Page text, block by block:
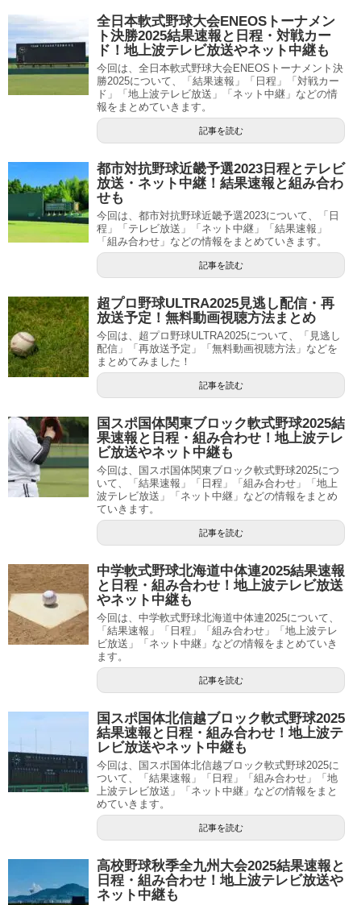
全日本軟式野球大会ENEOSトーナメン
ト決勝2025結果速報と日程・対戦カー
ド！地上波テレビ放送やネット中継も
今回は、全日本軟式野球大会ENEOSトーナメント決
勝2025について、「結果速報」「日程」「対戦カー
ド」「地上波テレビ放送」「ネット中継」などの情
報をまとめていきます。
記事を読む
都市対抗野球近畿予選2023日程とテレビ
放送・ネット中継！結果速報と組み合わ
せも
今回は、都市対抗野球近畿予選2023について、「日
程」「テレビ放送」「ネット中継」「結果速報」
「組み合わせ」などの情報をまとめていきます。
記事を読む
超プロ野球ULTRA2025見逃し配信・再
放送予定！無料動画視聴方法まとめ
今回は、超プロ野球ULTRA2025について、「見逃し
配信」「再放送予定」「無料動画視聴方法」などを
まとめてみました！
記事を読む
国スポ国体関東ブロック軟式野球2025結
果速報と日程・組み合わせ！地上波テレ
ビ放送やネット中継も
今回は、国スポ国体関東ブロック軟式野球2025につ
いて、「結果速報」「日程」「組み合わせ」「地上
波テレビ放送」「ネット中継」などの情報をまとめ
ていきます。
記事を読む
中学軟式野球北海道中体連2025結果速報
と日程・組み合わせ！地上波テレビ放送
やネット中継も
今回は、中学軟式野球北海道中体連2025について、
「結果速報」「日程」「組み合わせ」「地上波テレ
ビ放送」「ネット中継」などの情報をまとめていき
ます。
記事を読む
国スポ国体北信越ブロック軟式野球2025
結果速報と日程・組み合わせ！地上波テ
レビ放送やネット中継も
今回は、国スポ国体北信越ブロック軟式野球2025に
ついて、「結果速報」「日程」「組み合わせ」「地
上波テレビ放送」「ネット中継」などの情報をまと
めていきます。
記事を読む
高校野球秋季全九州大会2025結果速報と
日程・組み合わせ！地上波テレビ放送や
ネット中継も